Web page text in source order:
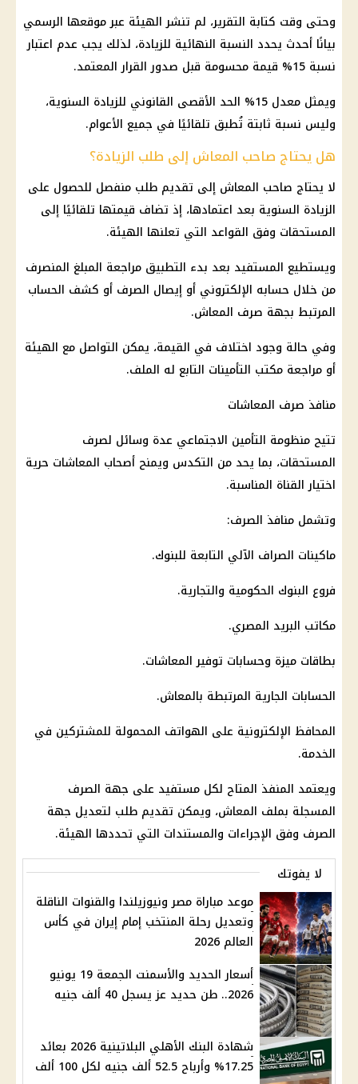
وحتى وقت كتابة التقرير، لم تنشر الهيئة عبر موقعها الرسمي
بيانًا أحدث يحدد النسبة النهائية للزيادة، لذلك يجب عدم اعتبار
نسبة 15% قيمة محسومة قبل صدور القرار المعتمد.
ويمثل معدل 15% الحد الأقصى القانوني للزيادة السنوية،
وليس نسبة ثابتة تُطبق تلقائيًا في جميع الأعوام.
هل يحتاج صاحب المعاش إلى طلب الزيادة؟
لا يحتاج صاحب المعاش إلى تقديم طلب منفصل للحصول على
الزيادة السنوية بعد اعتمادها، إذ تضاف قيمتها تلقائيًا إلى
المستحقات وفق القواعد التي تعلنها الهيئة.
ويستطيع المستفيد بعد بدء التطبيق مراجعة المبلغ المنصرف
من خلال حسابه الإلكتروني أو إيصال الصرف أو كشف الحساب
المرتبط بجهة صرف المعاش.
وفي حالة وجود اختلاف في القيمة، يمكن التواصل مع الهيئة
أو مراجعة مكتب التأمينات التابع له الملف.
منافذ صرف المعاشات
تتيح منظومة التأمين الاجتماعي عدة وسائل لصرف
المستحقات، بما يحد من التكدس ويمنح أصحاب المعاشات حرية
اختيار القناة المناسبة.
وتشمل منافذ الصرف:
ماكينات الصراف الآلي التابعة للبنوك.
فروع البنوك الحكومية والتجارية.
مكاتب البريد المصري.
بطاقات ميزة وحسابات توفيرالمعاشات.
الحسابات الجارية المرتبطة بالمعاش.
المحافظ الإلكترونية على الهواتف المحمولة للمشتركين في
الخدمة.
ويعتمد المنفذ المتاح لكل مستفيد على جهة الصرف
المسجلة بملف المعاش، ويمكن تقديم طلب لتعديل جهة
الصرف وفق الإجراءات والمستندات التي تحددها الهيئة.
لا يفوتك
موعد مباراة مصر ونيوزيلندا والقنوات الناقلة
وتعديل رحلة المنتخب إمام إيران في كأس
العالم 2026
أسعار الحديد والأسمنت الجمعة 19 يونيو
2026.. طن حديد عز يسجل 40 ألف جنيه
شهادة البنك الأهلي البلاتينية 2026 بعائد
17.25% وأرباح 52.5 ألف جنيه لكل 100 ألف